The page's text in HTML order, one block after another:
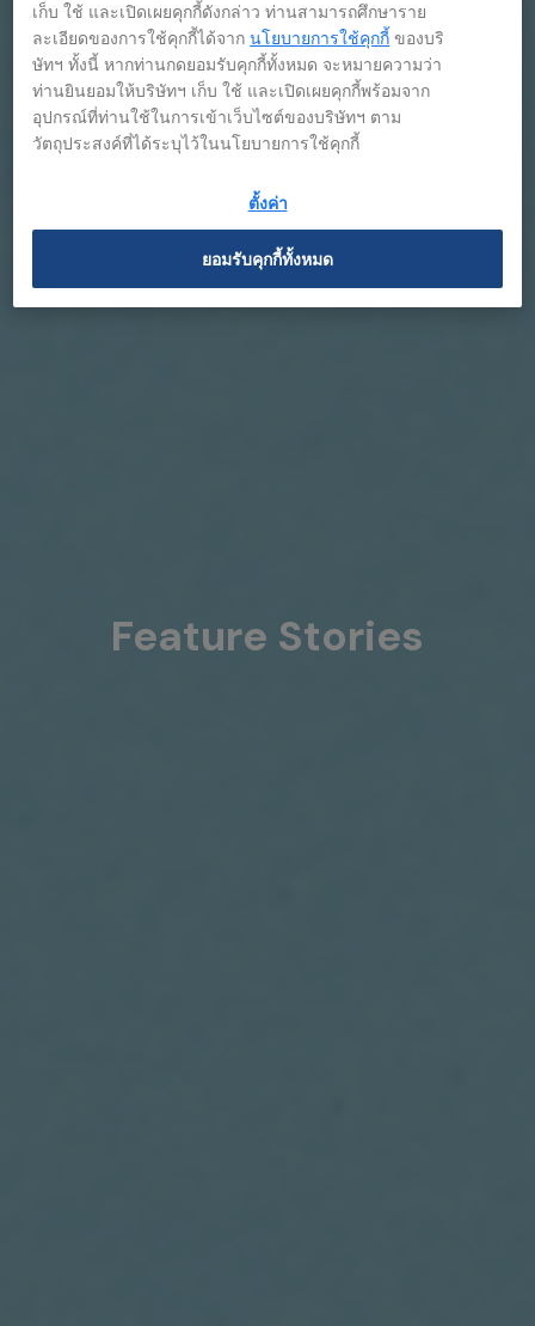
Feature Stories
เก็บ ใช้ และเปิดเผยคุกกี้ดังกล่าว ท่านสามารถศึกษาราย
ละเอียดของการใช้คุกกี้ได้จากนโยบายการใช้คุกกี้ ของบริ
ษัทฯ ทั้งนี้ หากท่านกดยอมรับคุกกี้ทั้งหมด จะหมายความว่า
ท่านยินยอมให้บริษัทฯ เก็บ ใช้ และเปิดเผยคุกกี้พร้อมจาก
อุปกรณ์ที่ท่านใช้ในการเข้าเว็บไซต์ของบริษัทฯ ตาม
วัตถุประสงค์ที่ได้ระบุไว้ในนโยบายการใช้คุกกี้
ตั้งค่า
ยอมรับคุกกี้ทั้งหมด